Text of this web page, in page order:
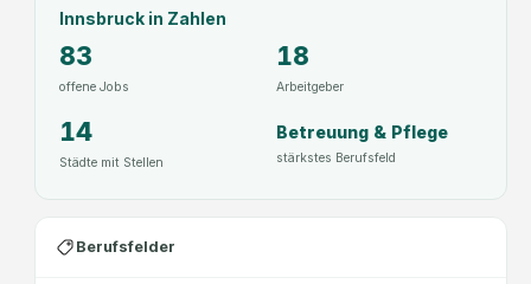
Innsbruckin Zahlen
83
offene Jobs
18
Arbeitgeber
14
Städte mit Stellen
Betreuung & Pflege
stärkstes Berufsfeld
Berufsfelder